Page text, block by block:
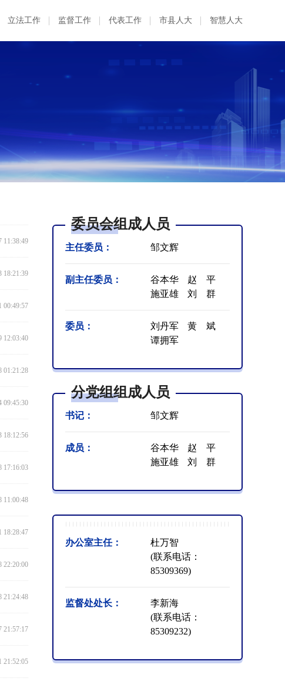
立法工作 监督工作 代表工作 市县人大 智慧人大
11:38:49
18:21:39
00:49:57
12:03:40
01:21:28
09:45:30
18:12:56
17:16:03
11:00:48
18:28:47
22:20:00
21:24:48
21:57:17
21:52:05
委员会组成人员
主任委员： 邹文辉
副主任委员： 谷本华
赵 平
施亚雄
刘 群
委员： 刘丹军
黄 斌
谭拥军
分党组组成人员
书记： 邹文辉
成员： 谷本华
赵 平
施亚雄
刘 群
办公室主任：
杜万智
(联系电话：
85309369)
监督处处长：
李新海
(联系电话：
85309232)